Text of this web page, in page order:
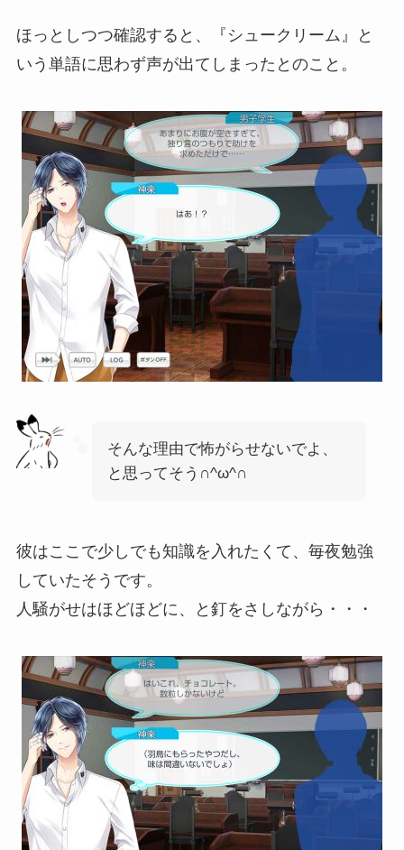
ほっとしつつ確認すると、『シュークリーム』と
いう単語に思わず声が出てしまったとのこと。
そんな理由で怖がらせないでよ、
と思ってそう∩^ω^∩
彼はここで少しでも知識を入れたくて、毎夜勉強
していたそうです。
人騒がせはほどほどに、と釘をさしながら・・・